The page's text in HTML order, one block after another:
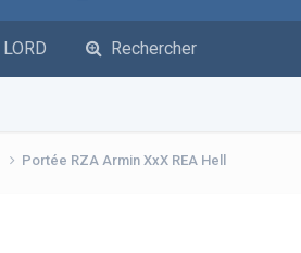
LORD Rechercher
Portée RZA Armin XxX REA Hell